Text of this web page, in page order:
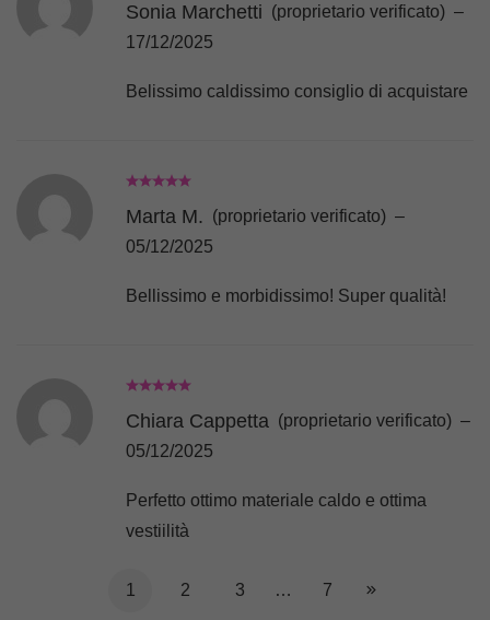
Sonia Marchetti (proprietario verificato) –
17/12/2025
Belissimo caldissimo consiglio di acquistare
Marta M. (proprietario verificato) –
05/12/2025
Bellissimo e morbidissimo! Super qualità!
Chiara Cappetta (proprietario verificato) –
05/12/2025
Perfetto ottimo materiale caldo e ottima
vestiilità
1 2 3 … 7